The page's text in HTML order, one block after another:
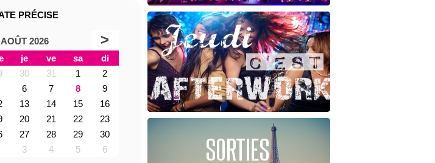
PRÉCISE
AOÛT 2026 >
je ve sa
di
30 31 1
2
6 7 8
9
13 14 15
16
20 21 22
23
27 28 29
30
3 4 5 6